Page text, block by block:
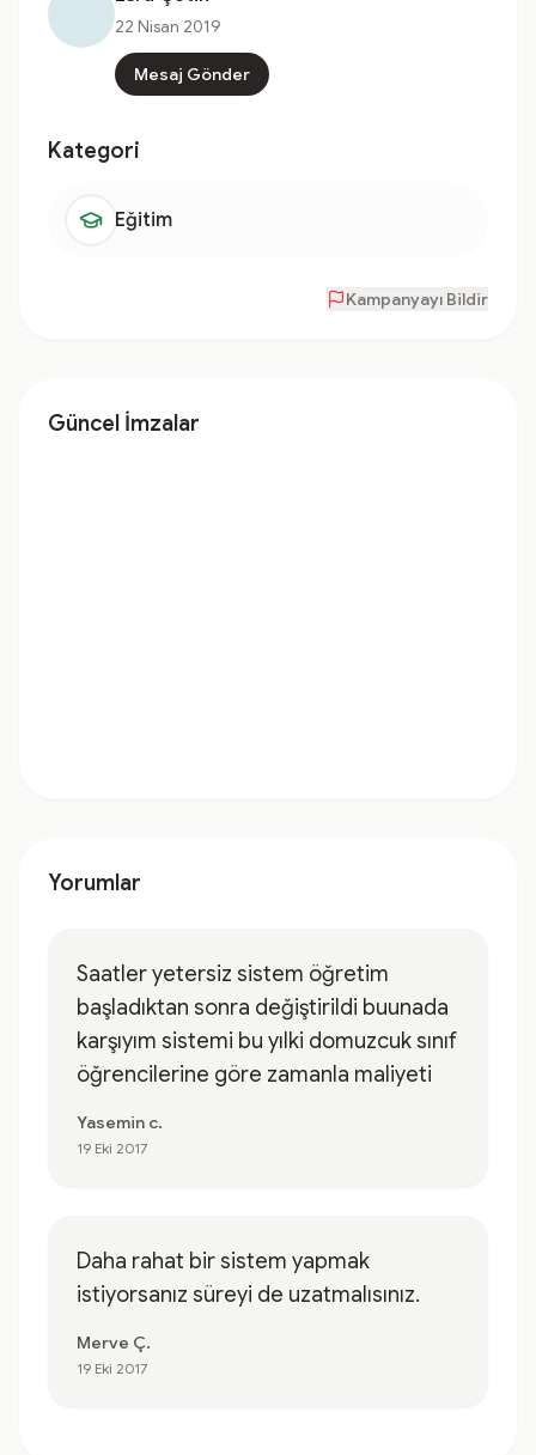
22 Nisan 2019
Mesaj Gönder
Kategori
Eğitim
Kampanyayı Bildir
Güncel İmzalar
Yorumlar
Saatler yetersiz sistem öğretim
başladıktan sonra değiştirildi buunada
karşıyım sistemi bu yılki domuzcuk sınıf
öğrencilerine göre zamanla maliyeti
Yasemin c.
19 Eki 2017
Daha rahat bir sistem yapmak
istiyorsanız süreyi de uzatmalısınız.
Merve Ç.
19 Eki 2017